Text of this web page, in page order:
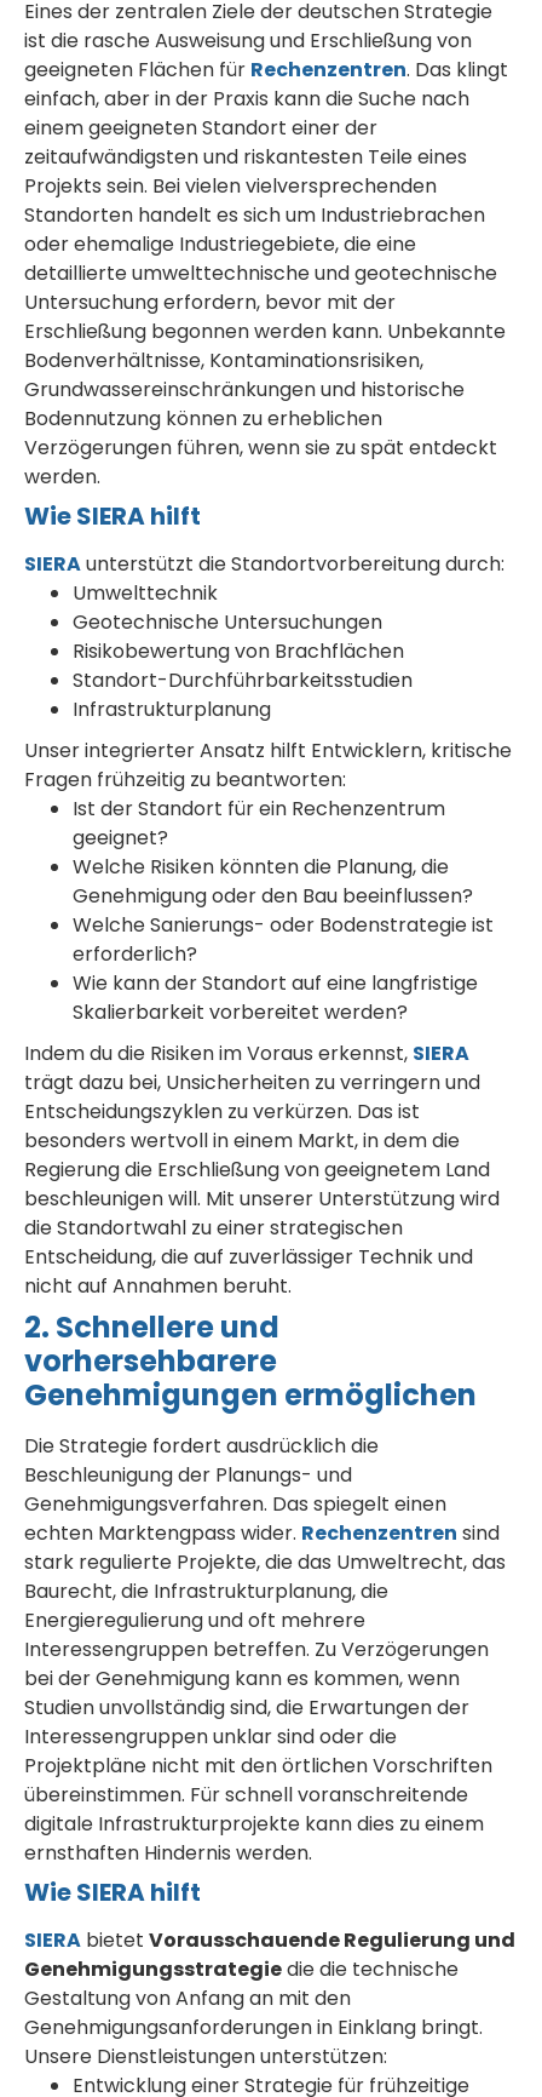
Eines der zentralen Ziele der deutschen Strategie
ist die rasche Ausweisung und Erschließung von
geeigneten Flächen für Rechenzentren. Das klingt
einfach, aber in der Praxis kann die Suche nach
einem geeigneten Standort einer der
zeitaufwändigsten und riskantesten Teile eines
Projekts sein. Bei vielen vielversprechenden
Standorten handelt es sich um Industriebrachen
oder ehemalige Industriegebiete, die eine
detaillierte umwelttechnische und geotechnische
Untersuchung erfordern, bevor mit der
Erschließung begonnen werden kann. Unbekannte
Bodenverhältnisse, Kontaminationsrisiken,
Grundwassereinschränkungen und historische
Bodennutzung können zu erheblichen
Verzögerungen führen, wenn sie zu spät entdeckt
werden.
Wie SIERA hilft
SIERAunterstützt die Standortvorbereitung durch:
Umwelttechnik
Geotechnische Untersuchungen
Risikobewertung von Brachflächen
Standort-Durchführbarkeitsstudien
Infrastrukturplanung
Unser integrierter Ansatz hilft Entwicklern, kritische
Fragen frühzeitig zu beantworten:
Ist der Standort für ein Rechenzentrum
geeignet?
Welche Risiken könnten die Planung, die
Genehmigung oder den Bau beeinflussen?
Welche Sanierungs- oder Bodenstrategie ist
erforderlich?
Wie kann der Standort auf eine langfristige
Skalierbarkeit vorbereitet werden?
Indem du die Risiken im Voraus erkennst, SIERA
trägt dazu bei, Unsicherheiten zu verringern und
Entscheidungszyklen zu verkürzen. Das ist
besonders wertvoll in einem Markt, in dem die
Regierung die Erschließung von geeignetem Land
beschleunigen will. Mit unserer Unterstützung wird
die Standortwahl zu einer strategischen
Entscheidung, die auf zuverlässiger Technik und
nicht auf Annahmen beruht.
2. Schnellere und
vorhersehbarere
Genehmigungen ermöglichen
Die Strategie fordert ausdrücklich die
Beschleunigung der Planungs- und
Genehmigungsverfahren. Das spiegelt einen
echten Marktengpass wider. Rechenzentren sind
stark regulierte Projekte, die das Umweltrecht, das
Baurecht, die Infrastrukturplanung, die
Energieregulierung und oft mehrere
Interessengruppen betreffen. Zu Verzögerungen
bei der Genehmigung kann es kommen, wenn
Studien unvollständig sind, die Erwartungen der
Interessengruppen unklar sind oder die
Projektpläne nicht mit den örtlichen Vorschriften
übereinstimmen. Für schnell voranschreitende
digitale Infrastrukturprojekte kann dies zu einem
ernsthaften Hindernis werden.
Wie SIERA hilft
SIERA bietet Vorausschauende Regulierung und
Genehmigungsstrategiedie die technische
Gestaltung von Anfang an mit den
Genehmigungsanforderungen in Einklang bringt.
Unsere Dienstleistungen unterstützen:
Entwicklung einer Strategie für frühzeitige